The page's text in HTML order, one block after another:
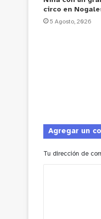
circo en
5 Agosto, 2026
Agregar un
Tu dirección de